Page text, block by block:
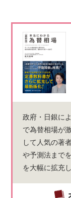
政府・日銀に
で為替相場が
して人気の著
や予測法まで
を大幅に拡充